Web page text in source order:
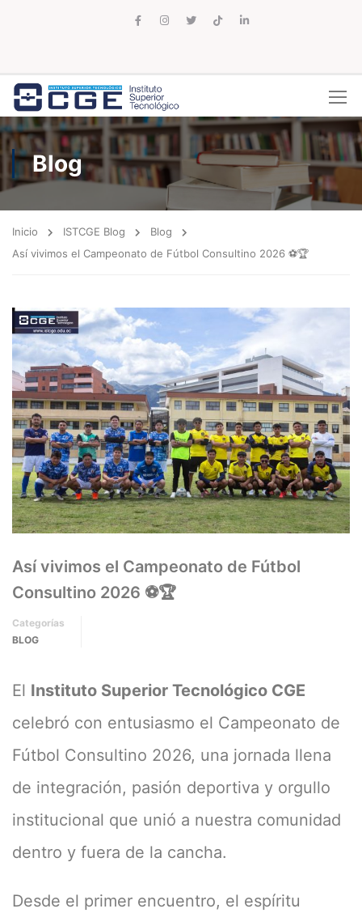
Blog
Inicio ISTCGE Blog
Blog
Así vivimos el Campeonato de Fútbol Consultino 2026 ⚽🏆
Así vivimos el Campeonato de Fútbol
Consultino 2026 ⚽🏆
Categorías
BLOG
El Instituto Superior Tecnológico CGE
celebró con entusiasmo el Campeonato de
Fútbol Consultino 2026, una jornada llena
de integración, pasión deportiva y orgullo
institucional que unió a nuestra comunidad
dentro y fuera de la cancha.
Desde el primer encuentro, el espíritu